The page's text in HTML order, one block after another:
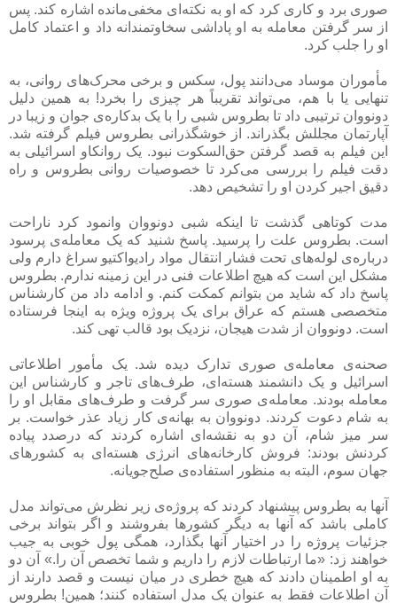
صوری برد و کاری کرد که او به نکته‌ای مخفی‌مانده اشاره کند. پس
از سر گرفتن معامله به او پاداشی سخاوتمندانه داد و اعتماد کامل
او را جلب کرد.
مأموران موساد می‌دانند پول، سکس و برخی محرک‌های روانی، به
تنهایی یا با هم، می‌تواند تقریباً هر چیزی را بخرد! به همین دلیل
دونووان ترتیبی داد تا بطروس شبی را با یک بدکاره‌ی جوان و زیبا در
آپارتمان مجللش بگذراند. از خوشگذرانی بطروس فیلم گرفته شد.
این فیلم به قصد گرفتن حق‌السکوت نبود. یک روانکاو اسرائیلی به
دقت فیلم را بررسی می‌کرد تا خصوصیات روانی بطروس و راه
دقیق اجیر کردن او را تشخیص دهد.
مدت کوتاهی گذشت تا اینکه شبی دونووان وانمود کرد ناراحت
است. بطروس علت را پرسید. پاسخ شنید که یک معامله‌ی پرسود
درباره‌ی لوله‌های تحت فشار انتقال مواد رادیواکتیو سراغ دارم ولی
مشکل این است که هیچ اطلاعات فنی در این زمینه ندارم. بطروس
پاسخ داد که شاید من بتوانم کمکت کنم. و ادامه داد من کارشناس
متخصصی هستم که عراق برای یک پروژه ویژه به اینجا فرستاده
است. دونووان از شدت هیجان، نزدیک بود قالب تهی کند.
صحنه‌ی معامله‌ی صوری تدارک دیده شد. یک مأمور اطلاعاتی
اسرائیل و یک دانشمند هسته‌ای، طرف‌های تاجر و کارشناس این
معامله بودند. معامله‌ی صوری سر گرفت و طرف‌های مقابل او را
به شام دعوت کردند. دونووان به بهانه‌ی کار زیاد عذر خواست. بر
سر میز شام، آن دو به نقشه‌ای اشاره کردند که درصدد پیاده
کردنش بودند: فروش کارخانه‌های انرژی هسته‌ای به کشورهای
جهان سوم، البته به منظور استفاده‌ی صلح‌جویانه.
آنها به بطروس پیشنهاد کردند که پروژه‌ی زیر نظرش می‌تواند مدل
کاملی باشد که آنها به دیگر کشورها بفروشند و اگر بتواند برخی
جزئیات پروژه را در اختیار آنها بگذارد، همگی پول خوبی به جیب
خواهند زد: «ما ارتباطات لازم را داریم و شما تخصص آن را.» آن دو
به او اطمینان دادند که هیچ خطری در میان نیست و قصد دارند از
آن اطلاعات فقط به عنوان یک مدل استفاده کنند؛ همین! بطروس